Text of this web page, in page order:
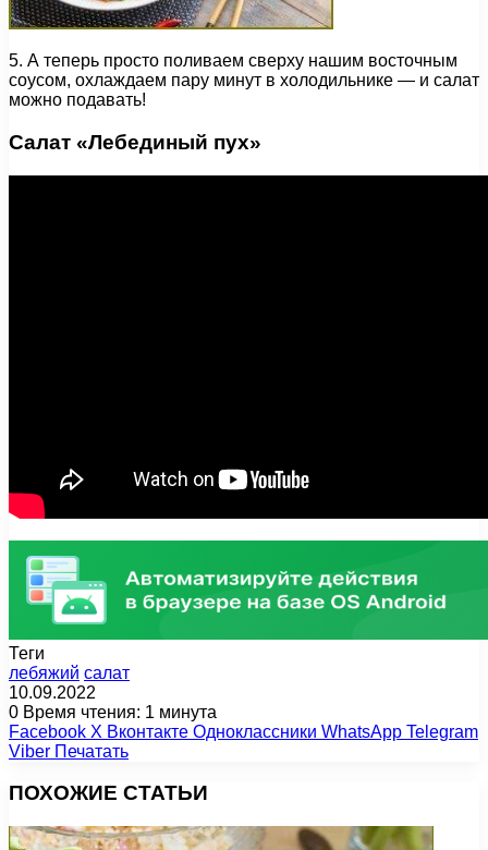
5. А теперь просто поливаем сверху нашим восточным
соусом, охлаждаем пару минут в холодильнике — и салат
можно подавать!
Салат «Лебединый пух»
Теги
лебяжий салат
10.09.2022
0 Время чтения: 1 минута
Facebook X Вконтакте Одноклассники WhatsApp Telegram
Viber Печатать
ПОХОЖИЕ СТАТЬИ